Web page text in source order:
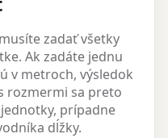
zadať všetky
Ak zadáte jednu
v metroch, výsledok
rozmermi sa preto
prípadne
dĺžky.